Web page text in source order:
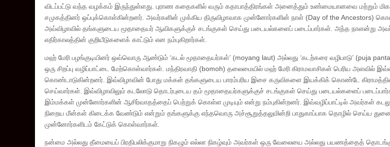
விடப்பட்டு வந்த வழக்கம் இருந்துள்ளது. புராண கதைகளில் வரும் கதாபாத்திரங்கள் அனைத்தும் உண்மையானவை மற்றும்
சமுகத்தினர் ஒப்புக்கொள்கின்றனர். அவர்களின் முக்கிய திருவிழாவாக முன்னோர்களின் நாள் (Day of the Ancestors)
அவ்விழாவில் தங்களுடைய மூதாதையர் ஆவிகளுக்குச் சடங்குகள் செய்து படையல்களைப் படைப்பார்கள். அந்த நாளன்று
எதிர்காலத்தின் குறியீடுகளைக் காட்டும் என நம்புகிறார்கள்.
மஹ் மேரி பழங்குடியினர் ஒவ்வொரு ஆண்டும் ‘கடல் மூதாதையர்கள்’ (moyang laut) அல்லது ‘கடற்கரை வழிபாடு’ (puja
ஒரு சிறப்பு வழிப்பாட்டை மேற்கொள்வார்கள். மந்திரவாதி (bomoh) தலைமையில் மஹ் மேரி கிராமவாசிகள் பெரிய அளவில்
கொண்டாடுகின்றனர். இவ்விழாவின் போது மக்கள் தங்களுடைய பாரம்பரிய இசை கருவிகளை இயக்கிக் கொண்டே
செய்வார்கள். இவ்விழாவிலும் கடலோடு தொடர்புடைய தம் மூதாதையர்களுக்குச் சடங்குகள் செய்து படையல்களைப்
இம்மக்கள் முன்னோர்களின் ஆசிர்வாதத்தைப் பெற்றுக் கொள்ள முடியும் என்று நம்புகின்றனர். இவ்வழிப்பாட்டில் அவர்கள்
நிறைய மீன்கள் கிடைக்க வேண்டும் என்றும் தங்களுக்கு எந்தவொரு அச்சூறுத்தலுமின்றி பாதுகாப்பாக தொழில் செய்ய
முன்னோர்களிடம் கேட்டுக் கொள்வார்கள்.
நன்மை அல்லது தீமையைப் பிரதிபலிக்குமாறு நிகழும் எல்லா நிகழ்வும் அவர்கள் ஒரு வேலையை அல்லது பயணத்தைத்